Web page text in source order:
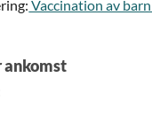
Vaccination av
ankomst